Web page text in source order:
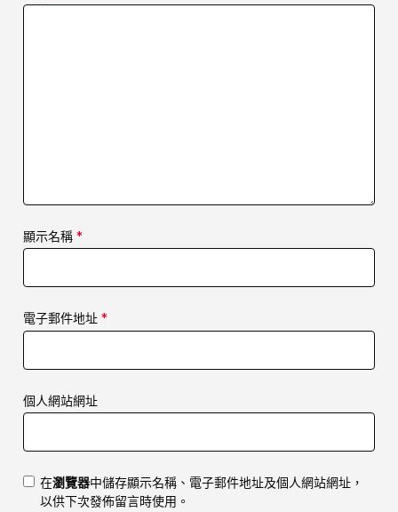
顯示名稱 *
電子郵件地址 *
個人網站網址
在瀏覽器中儲存顯示名稱、電子郵件地址及個人網站網址，
以供下次發佈留言時使用。